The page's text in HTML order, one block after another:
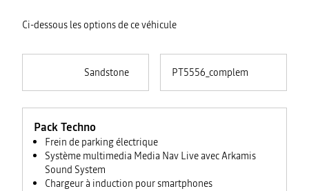
Ci-dessous les options de ce véhicule
Sandstone PT5556_complementaire
Pack Techno
Frein de parking électrique
Système multimedia Media Nav Live avec Arkamis
Sound System
Chargeur à induction pour smartphones